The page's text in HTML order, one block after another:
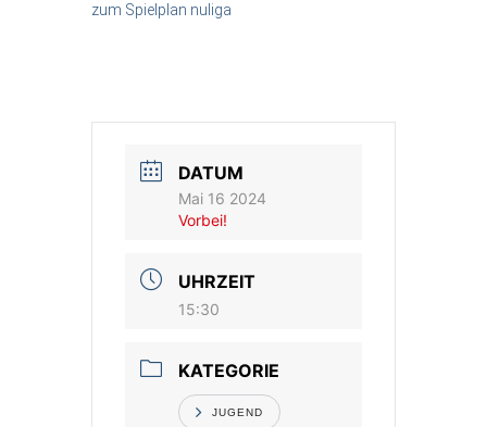
Platzbuchung
zum Spielplan nuliga
DATUM
Mai 16 2024
Vorbei!
UHRZEIT
15:30
KATEGORIE
JUGEND